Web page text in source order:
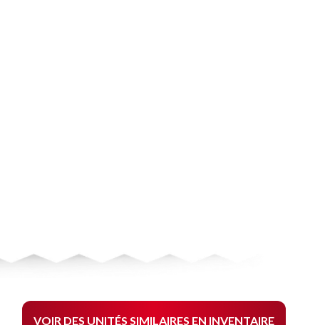
VOIR DES UNITÉS SIMILAIRES EN INVENTAIRE